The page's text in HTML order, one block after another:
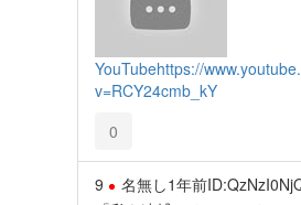
YouTubehttps://
v=RCY24cmb_kY
0
9 名無し1年前